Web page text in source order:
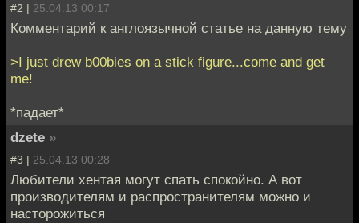
#2 | 25.04.13 00:17
Комментарий к англоязычной статье на данную тему
>I just drew b00bies on a stick figure...come and get
me!
*падает*
dzete »
#3 | 25.04.13 00:28
Любители хентая могут спать спокойно. А вот
производителям и распространителям можно и
насторожиться